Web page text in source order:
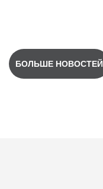
БОЛЬШЕ НОВОСТЕЙ